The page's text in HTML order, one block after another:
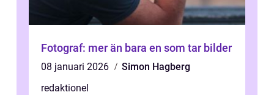
Fotograf: mer än bara en som tar bilder
08 januari 2026
Simon Hagberg
redaktionel